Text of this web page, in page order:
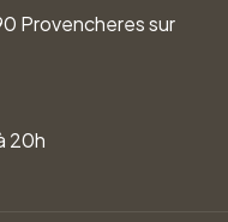
Provencheres sur
20h